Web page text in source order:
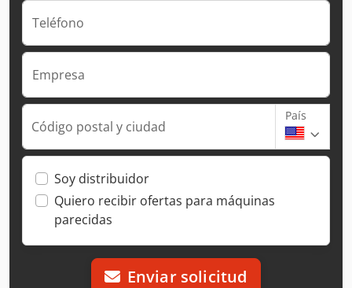
Teléfono
Empresa
Código postal y ciudad
País
Soy distribuidor
Quiero recibir ofertas para máquinas
parecidas
Enviar solicitud